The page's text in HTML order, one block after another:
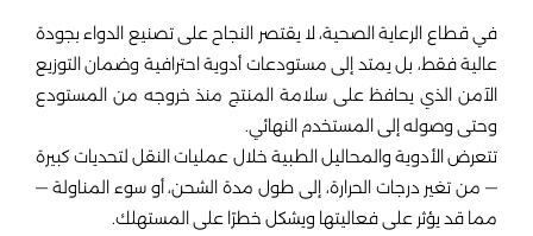
في قطاع الرعاية الصحية، لا يقتصر النجاح على تصنيع الدواء بجودة
عالية فقط، بل يمتد إلى مستودعات أدوية احترافية وضمان التوزيع
الآمن الذي يحافظ على سلامة المنتج منذ خروجه من المستودع
وحتى وصوله إلى المستخدم النهائي.
تتعرض الأدوية والمحاليل الطبية خلال عمليات النقل لتحديات كبيرة
— من تغير درجات الحرارة، إلى طول مدة الشحن، أو سوء المناولة —
مما قد يؤثر على فعاليتها ويشكل خطرًا على المستهلك.